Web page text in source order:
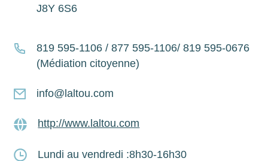
J8Y 6S6
819 595-1106 / 877 595-1106/ 819 595-0676
(Médiation citoyenne)
info@laltou.com
http://www.laltou.com
Lundi au vendredi :8h30-16h30